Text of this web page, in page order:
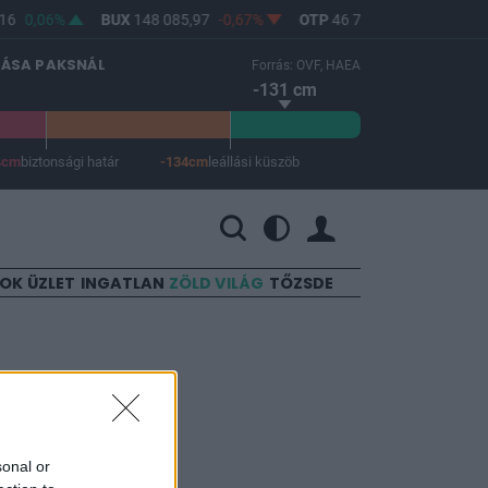
or
0,06% BUX148 085,97 -0,67% OTP46 750
PAKSNÁL Forrás: OVF, HAEA
-131 cm
biztonsági határ -134cmleállási küszöb
ÜZLET INGATLAN ZÖLD VILÁG TŐZSDE